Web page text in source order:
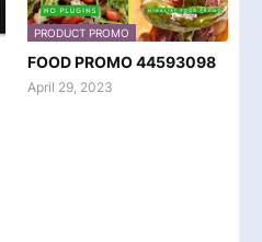
PRODUCT PROMO
FOOD PROMO 44593098
April 29, 2023